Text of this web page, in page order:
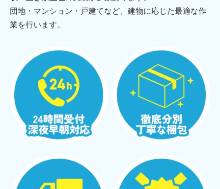
団地・マンション・戸建てなど、建物に応じた最適な作
業を行います。